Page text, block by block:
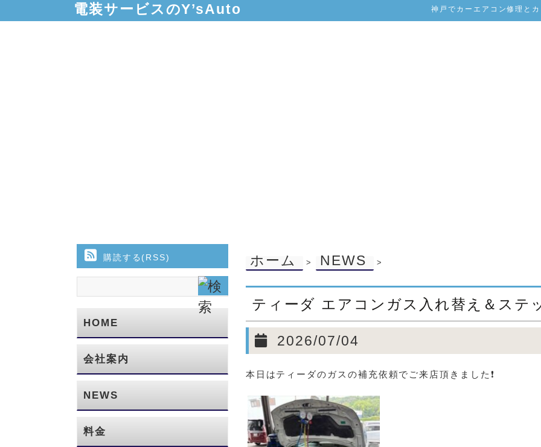
電装サービスのY’sAuto 神戸でカーエアコン修理と
ホーム > NEWS >
ティーダ エアコンガス入れ替え＆ステ
2026/07/04
本日はティーダのガスの補充依頼でご来店頂きました❗
購読する(RSS)
HOME
会社案内
NEWS
料金